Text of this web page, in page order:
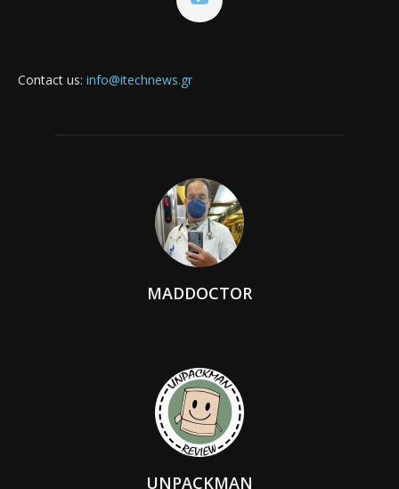
Contact us: info@itechnews.gr
MADDOCTOR
UNPACKMAN